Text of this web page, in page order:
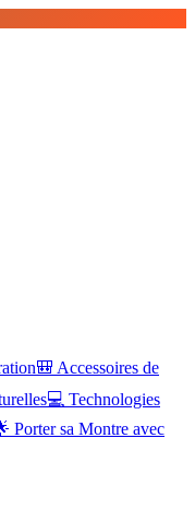
🎒 Accessoires de
💻 Technologies
Porter sa Montre avec